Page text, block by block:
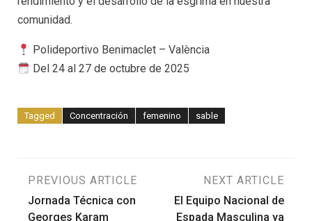
comunidad.
Polideportivo Benimaclet – València
Del 24 al 27 de octubre de 2025
Tagged Concentración femenino sable
Navegación
PREVIOUS ARTICLE
Jornada Técnica con
Georges Karam
NEXT ARTICLE
El Equipo Nacional de
Espada Masculina ya